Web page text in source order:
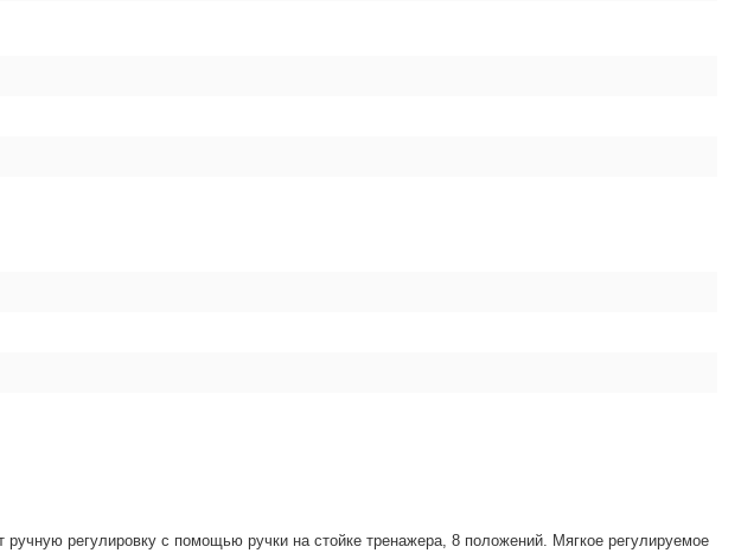
регулировку с помощью ручки на стойке тренажера, 8 положений. Мягкое регулируемое